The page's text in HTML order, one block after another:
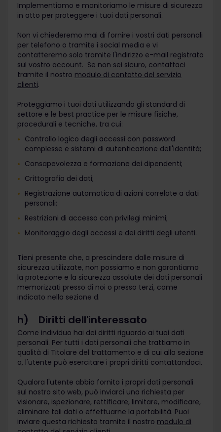
Implementiamo e monitoriamo le misure di sicurezza
in atto per proteggere i tuoi dati personali.
Non vi chiederemo mai di fornire i vostri dati personali
per telefono o tramite i social media e vi
contatteremo solo tramite l'indirizzo e-mail registrato
sul vostro account. Se non sei sicuro, contattaci
tramite il nostro modulo di contatto del servizio
clienti.
Proteggiamo i tuoi dati utilizzando gli standard di
settore e le best practice per le misure fisiche,
procedurali e tecniche, tra cui:
Controllo logico degli accessi con password
complesse e sistemi di autenticazione dell'identità;
Consapevolezza e formazione dei dipendenti;
Crittografia dei dati;
Registrazione automatica di azioni correlate a dati
personali;
Restrizioni di accesso con privilegi minimi;
Monitoraggio degli accessi e dei diritti degli utenti.
Tieni presente che, a prescindere dalle misure di
sicurezza utilizzate, non possiamo e non garantiamo
la protezione e la sicurezza assolute dei dati personali
memorizzati presso di noi o presso terzi, come
indicato nella sezione d.
h) Diritti dell'interessato
Come individuo hai dei diritti riguardo ai tuoi dati
personali. Per tutti i dati personali che trattiamo in
qualità di Titolare del trattamento e di cui alla sezione
a, l'utente può esercitare i propri diritti contattandoci.
Qualora l'utente abbia fornito i propri dati personali
sul nostro sito web, può inviarci una richiesta per
visionare, ispezionare, rettificare, limitare, modificare,
eliminare tali dati o effettuarne la portabilità. Puoi
inviare questa richiesta tramite il nostro modulo di